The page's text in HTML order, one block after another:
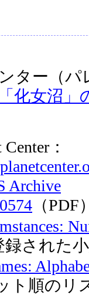
ター（
化女沼」
：
Archive
（
録された
ト順のリ